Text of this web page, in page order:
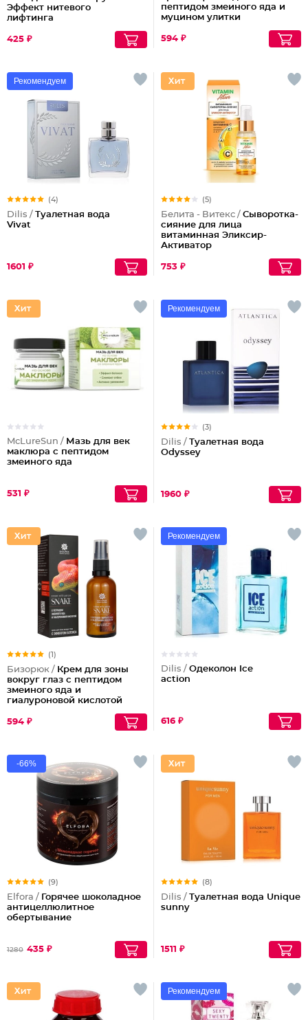
Эффект нитевого
лифтинга
425 ₽
пептидом змеиного яда и
муцином улитки
594 ₽
Рекомендуем
(4)
Dilis / Туалетная вода
Vivat
1601 ₽
(5)
Белита - Витекс / Сыворотка-
сияние для лица
витаминная Эликсир-
Активатор
753 ₽
McLureSun / Мазь для век
маклюра с пептидом
змеиного яда
531 ₽
Рекомендуем
(3)
Dilis / Туалетная вода
Odyssey
1960 ₽
(1)
Бизорюк / Крем для зоны
вокруг глаз с пептидом
змеиного яда и
гиалуроновой кислотой
594 ₽
Рекомендуем
Dilis / Одеколон Ice
action
616 ₽
-66%
(9)
Elfora / Горячее шоколадное
антицеллюлитное
обертывание
1280 435 ₽
(8)
Dilis / Туалетная вода Unique
sunny
1511 ₽
Рекомендуем